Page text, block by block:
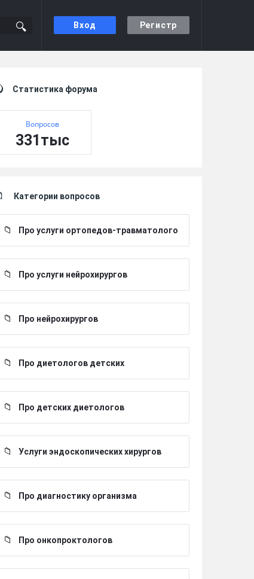
Вход Регистр
Статистика форума
Вопросов
331тыс
Категории вопросов
Про услуги ортопедов-травматолого
Про услуги нейрохирургов
Про нейрохирургов
Про диетологов детских
Про детских диетологов
Услуги эндоскопических хирургов
Про диагностику организма
Про онкопроктологов